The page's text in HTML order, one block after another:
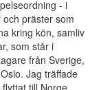
- i
präster som
kring kön, samliv
som står i
från Sverige,
Jag träffade